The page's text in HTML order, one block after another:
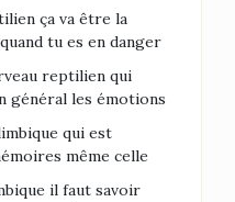
ça va être la
tu es en danger
reptilien qui
général les émotions
qui est
même celle
il faut savoir